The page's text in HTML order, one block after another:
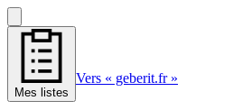
Mes listes
Vers « geberit.fr »